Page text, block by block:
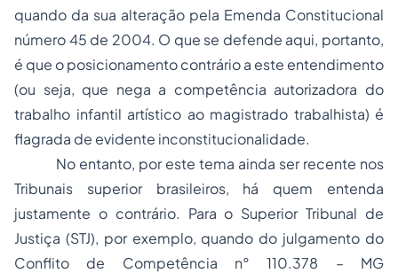
quando da sua alteração pela Emenda Constitucional
número 45 de 2004. O que se defende aqui, portanto,
é que o posicionamento contrário a este entendimento
(ou seja, que nega a competência autorizadora do
trabalho infantil artístico ao magistrado trabalhista) é
flagrada de evidente inconstitucionalidade.
No entanto, por este tema ainda ser recente nos
Tribunais superior brasileiros, há quem entenda
justamente o contrário. Para o Superior Tribunal de
Justiça (STJ), por exemplo, quando do julgamento do
Conflito de Competência n° 110.378 – MG